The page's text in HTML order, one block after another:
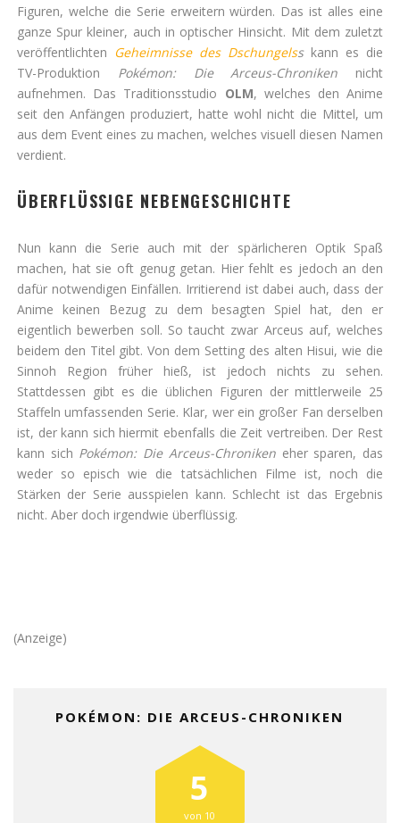
Figuren, welche die Serie erweitern würden. Das ist alles eine
ganze Spur kleiner, auch in optischer Hinsicht. Mit dem zuletzt
veröffentlichten Geheimnisse des Dschungelsskann es die
TV-Produktion Pokémon: Die Arceus-Chroniken nicht
aufnehmen. Das Traditionsstudio OLM, welches den Anime
seit den Anfängen produziert, hatte wohl nicht die Mittel, um
aus dem Event eines zu machen, welches visuell diesen Namen
verdient.
ÜBERFLÜSSIGE NEBENGESCHICHTE
Nun kann die Serie auch mit der spärlicheren Optik Spaß
machen, hat sie oft genug getan. Hier fehlt es jedoch an den
dafür notwendigen Einfällen. Irritierend ist dabei auch, dass der
Anime keinen Bezug zu dem besagten Spiel hat, den er
eigentlich bewerben soll. So taucht zwar Arceus auf, welches
beidem den Titel gibt. Von dem Setting des alten Hisui, wie die
Sinnoh Region früher hieß, ist jedoch nichts zu sehen.
Stattdessen gibt es die üblichen Figuren der mittlerweile 25
Staffeln umfassenden Serie. Klar, wer ein großer Fan derselben
ist, der kann sich hiermit ebenfalls die Zeit vertreiben. Der Rest
kann sich Pokémon: Die Arceus-Chronikeneher sparen, das
weder so episch wie die tatsächlichen Filme ist, noch die
Stärken der Serie ausspielen kann. Schlecht ist das Ergebnis
nicht. Aber doch irgendwie überflüssig.
(Anzeige)
POKÉMON: DIE ARCEUS-CHRONIKEN
5
von 10